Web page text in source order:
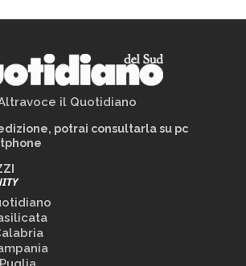
il Quotidiano
potrai consultarla su pc